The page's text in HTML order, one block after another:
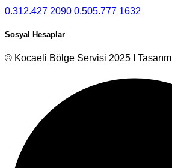
0.312.427 2090 0.505.777 1632
Sosyal Hesaplar
© Kocaeli Bölge Servisi 2025 I Tasarım